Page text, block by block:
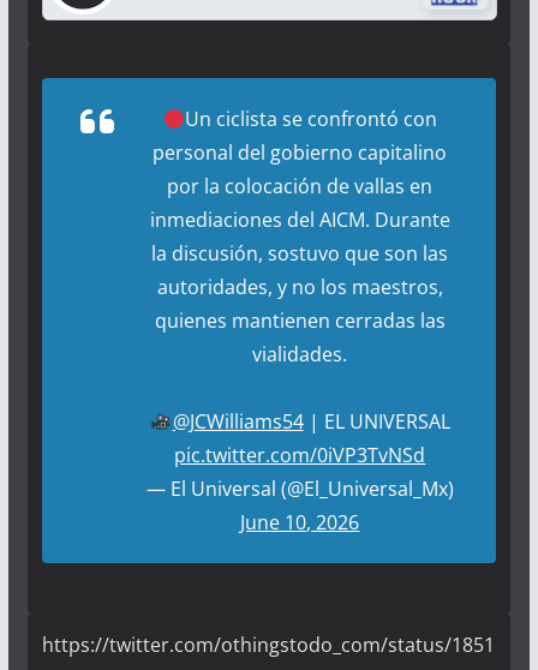
Un ciclista se confrontó con
personal del gobierno capitalino
por la colocación de vallas en
inmediaciones del AICM. Durante
la discusión, sostuvo que son las
autoridades, y no los maestros,
quienes mantienen cerradas las
vialidades.
@JCWilliams54| EL UNIVERSAL
pic.twitter.com/0iVP3TvNSd
— El Universal (@El_Universal_Mx)
June 10, 2026
https://twitter.com/othingstodo_com/status/1851